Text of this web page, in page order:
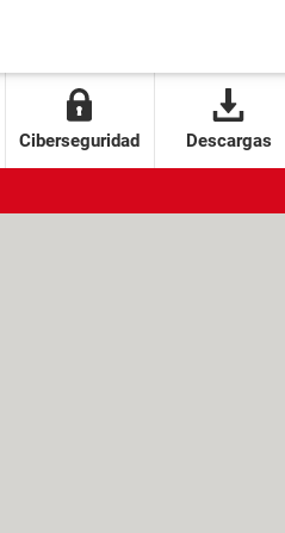
Ciberseguridad Descargas